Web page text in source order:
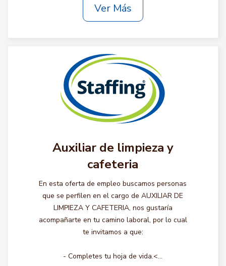
Ver Más
Auxiliar de limpieza y
cafeteria
En esta oferta de empleo buscamos personas
que se perfilen en el cargo de AUXILIAR DE
LIMPIEZA Y CAFETERIA, nos gustaría
acompañarte en tu camino laboral, por lo cual
te invitamos a que:
- Completes tu hoja de vida.<...